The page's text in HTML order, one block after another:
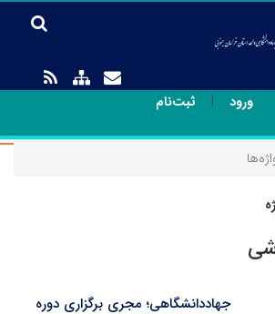
ورود | ثبت‌نام
جهاددانشگاهی؛ مجری برگزاری دوره